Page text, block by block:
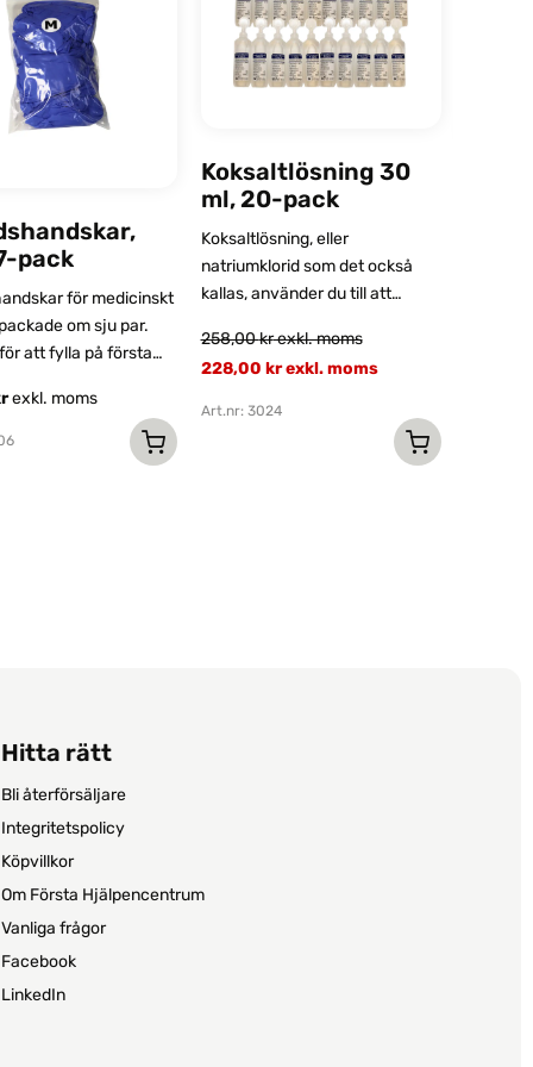
pack
för medicinskt
om sju par.
att fylla på första
Storlek
exkl. moms
Koksaltlösning 30
ml, 20-pack
Koksaltlösning, eller
natriumklorid som det också
kallas, använder du till att
258,00krexkl. moms
228,00 krexkl. moms
Art.nr: 3024
Hitta rätt
Bli återförsäljare
Integritetspolicy
Köpvillkor
Om Första Hjälpencentrum
Vanliga frågor
Facebook
LinkedIn